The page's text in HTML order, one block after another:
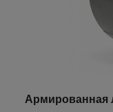
Армированная